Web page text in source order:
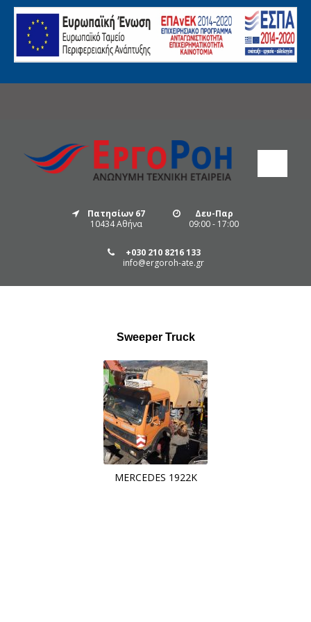
Πατησίων 67
10434 Αθήνα
Δευ-Παρ
09:00 - 17:00
+030 210 8216 133
info@ergoroh-ate.gr
Sweeper Truck
MERCEDES 1922K